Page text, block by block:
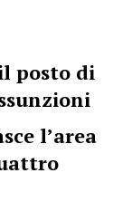
posto di
l’area